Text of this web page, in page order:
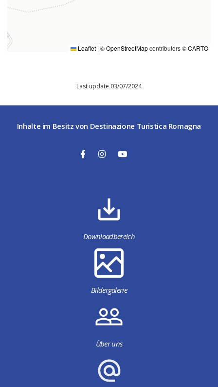
Leaflet | ©OpenStreetMapcontributors ©CARTO
Last update 03/07/2024
Inhalte im Besitz von Destinazione Turistica Romagna
Downloadbereich
Bildergalerie
Über uns